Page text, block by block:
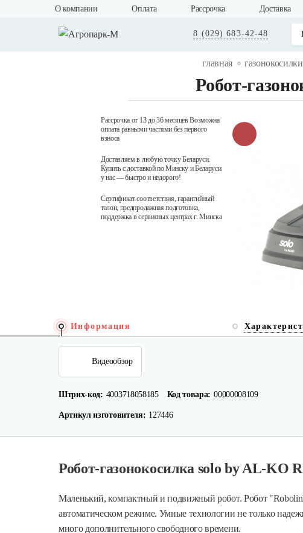
О компании Оплата Рассрочка Доставка
8 (029) 683-42-48
главная газонокосилки
Робот-
Рассрочка от 13 до 36 месяцев Возможна
оплата равными частями без первого
взноса
Доставляем в любую точку Беларуси.
Купить с доставкой по Минску и Беларуси
у нас — быстро и недорого!
Сертификат соответствия, гарантийный
талон, предпродажная подготовка,
поддержка в сервисных центрах г. Минска
Информация
Видеообзор
Штрих-код: 4003718058185 Код товара: 00000008109
Артикул изготовителя: 127446
Робот-газонокосилка solo by AL-KO
Маленький, компактный и подвижный робот. Робот
автоматическом режиме. Умные технологии не только
много дополнительного свободного времени.